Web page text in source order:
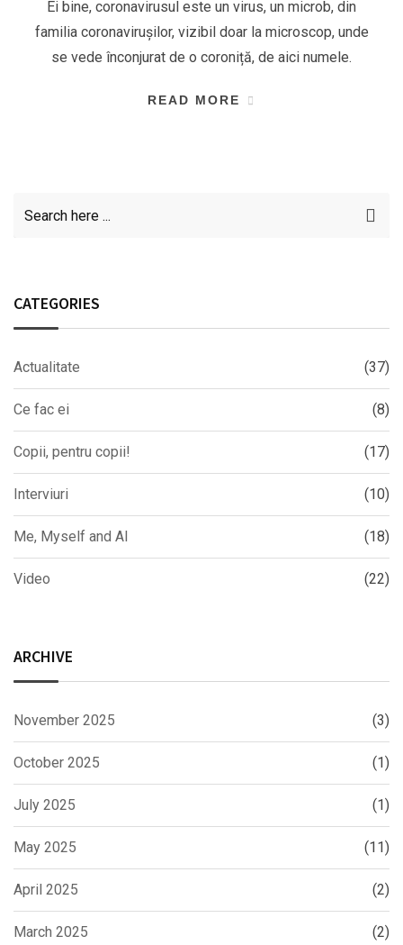
Ei bine, coronavirusul este un virus, un microb, din
familia coronavirușilor, vizibil doar la microscop, unde
se vede înconjurat de o coroniță, de aici numele.
READ MORE
CATEGORIES
Actualitate (37)
Ce fac ei (8)
Copii, pentru copii! (17)
Interviuri (10)
Me, Myself and AI (18)
Video (22)
ARCHIVE
November 2025 (3)
October 2025 (1)
July 2025 (1)
May 2025 (11)
April 2025 (2)
March 2025 (2)